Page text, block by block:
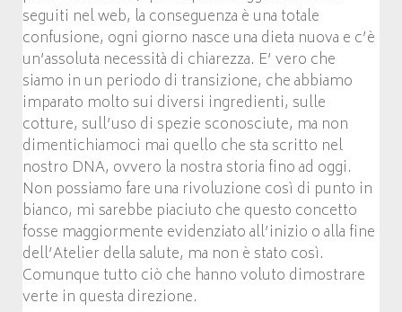
seguiti nel web, la conseguenza è una totale
confusione, ogni giorno nasce una dieta nuova e c’è
un’assoluta necessità di chiarezza. E’ vero che
siamo in un periodo di transizione, che abbiamo
imparato molto sui diversi ingredienti, sulle
cotture, sull’uso di spezie sconosciute, ma non
dimentichiamoci mai quello che sta scritto nel
nostro DNA, ovvero la nostra storia fino ad oggi.
Non possiamo fare una rivoluzione così di punto in
bianco, mi sarebbe piaciuto che questo concetto
fosse maggiormente evidenziato all’inizio o alla fine
dell’Atelier della salute, ma non è stato così.
Comunque tutto ciò che hanno voluto dimostrare
verte in questa direzione.